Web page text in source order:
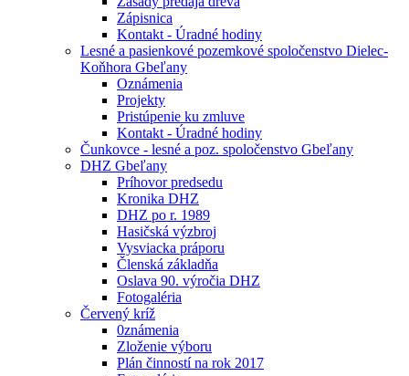
Zápisnica
Kontakt - Úradné hodiny
Lesné a pasienkové pozemkové spoločenstvo Dielec-
Koňhora Gbeľany
Oznámenia
Projekty
Pristúpenie ku zmluve
Kontakt - Úradné hodiny
Čunkovce - lesné a poz. spoločenstvo Gbeľany
DHZ Gbeľany
Príhovor predsedu
Kronika DHZ
DHZ po r. 1989
Hasičská výzbroj
Vysviacka práporu
Členská základňa
Oslava 90. výročia DHZ
Fotogaléria
Červený kríž
0známenia
Zloženie výboru
Plán činností na rok 2017